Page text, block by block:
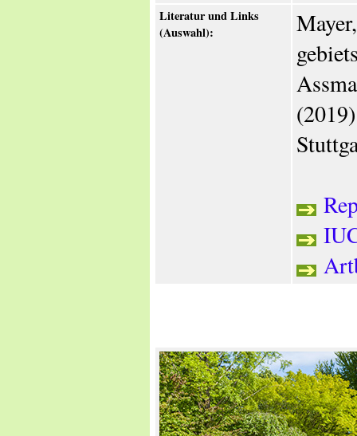
Literatur und Links
(Auswahl):